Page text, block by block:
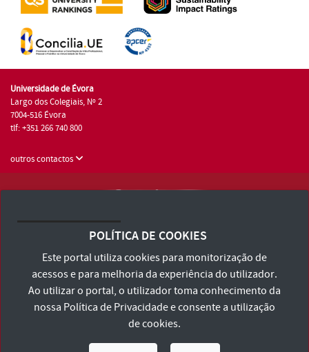
Universidade de Évora
Largo dos Colegiais, Nº 2
7004-516 Évora
tlf: +351 266 740 800
outros contactos
Consulte os Termos e Condições e Política de Privacidade
Declaração de Acessibilidade
POLÍTICA DE COOKIES
Este portal utiliza cookies para monitorização de
acessos e para melhoria da experiência do utilizador.
Ao utilizar o portal, o utilizador toma conhecimento da
nossa Política de Privacidadee consente a utilização
de cookies.